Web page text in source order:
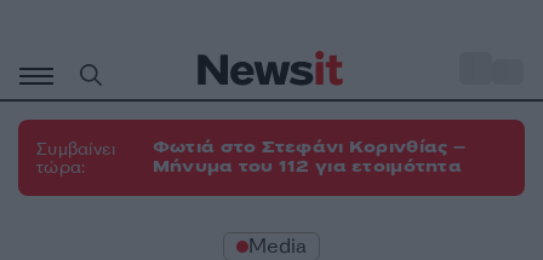
περιεχόμενο
Συμβαίνει
τώρα:
Φωτιά στο Στεφάνι Κορινθίας –
Μήνυμα του 112 για ετοιμότητα
Media